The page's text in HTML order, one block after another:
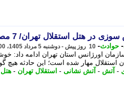
در هتل استقلال تهران/ 7 مصدوم
- حوادث- 10 روز پیش - دوشنبه 5 مرداد 1405، 15:00
اورژانس استان تهران ادامه داد:
استقلال مهار شده است؛ این حادثه هیچ
- آتش - آتش نشانی - استقلال تهران - هتل